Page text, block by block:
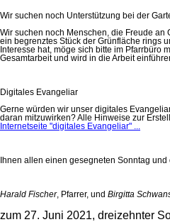
Wir suchen noch Unterstützung bei der
Wir suchen noch Menschen, die Freude an
ein begrenztes Stück der Grünfläche rings
Interesse hat, möge sich bitte im Pfarrbüro
Gesamtarbeit und wird in die Arbeit
Digitales Evangeliar
Gerne würden wir unser digitales
daran mitzuwirken? Alle Hinweise zur
Internetseite "digitales Evangeliar" ...
Ihnen allen einen gesegneten Sonntag
Harald Fischer, Pfarrer, und Birgitta
zum 27. Juni 2021, dreizehnter